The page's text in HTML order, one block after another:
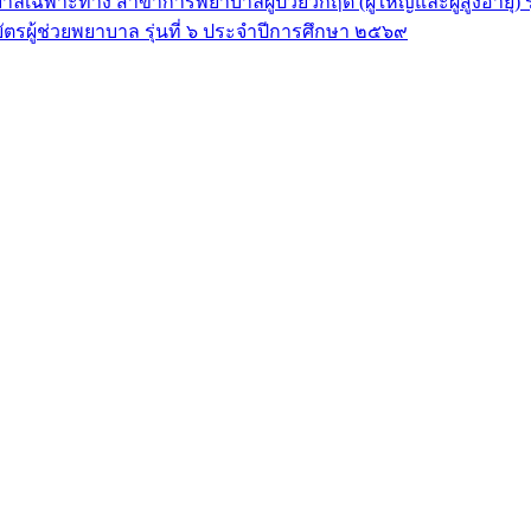
รผู้ช่วยพยาบาล รุ่นที่ ๖ ประจำปีการศึกษา ๒๕๖๙